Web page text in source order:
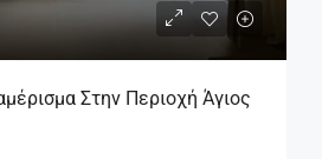
Στην Περιοχή Άγιος